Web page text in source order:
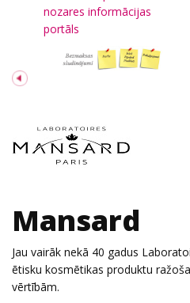
nozares informācijas
portāls
Mansard
Jau vairāk nekā 40 gadus
ētisku kosmētikas produktu
vērtībām.